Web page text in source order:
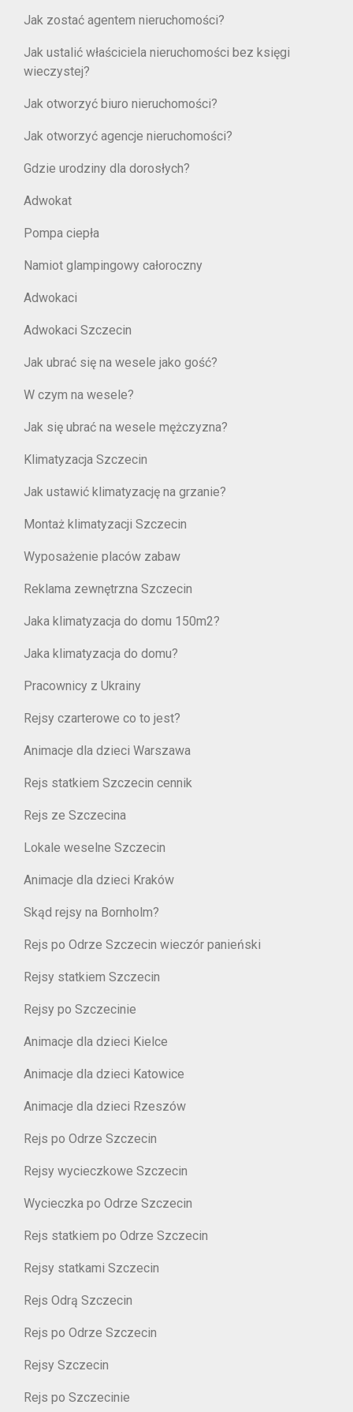
Jak zostać agentem nieruchomości?
Jak ustalić właściciela nieruchomości bez księgi
wieczystej?
Jak otworzyć biuro nieruchomości?
Jak otworzyć agencje nieruchomości?
Gdzie urodziny dla dorosłych?
Adwokat
Pompa ciepła
Namiot glampingowy całoroczny
Adwokaci
Adwokaci Szczecin
Jak ubrać się na wesele jako gość?
W czym na wesele?
Jak się ubrać na wesele mężczyzna?
Klimatyzacja Szczecin
Jak ustawić klimatyzację na grzanie?
Montaż klimatyzacji Szczecin
Wyposażenie placów zabaw
Reklama zewnętrzna Szczecin
Jaka klimatyzacja do domu 150m2?
Jaka klimatyzacja do domu?
Pracownicy z Ukrainy
Rejsy czarterowe co to jest?
Animacje dla dzieci Warszawa
Rejs statkiem Szczecin cennik
Rejs ze Szczecina
Lokale weselne Szczecin
Animacje dla dzieci Kraków
Skąd rejsy na Bornholm?
Rejs po Odrze Szczecin wieczór panieński
Rejsy statkiem Szczecin
Rejsy po Szczecinie
Animacje dla dzieci Kielce
Animacje dla dzieci Katowice
Animacje dla dzieci Rzeszów
Rejs po Odrze Szczecin
Rejsy wycieczkowe Szczecin
Wycieczka po Odrze Szczecin
Rejs statkiem po Odrze Szczecin
Rejsy statkami Szczecin
Rejs Odrą Szczecin
Rejs po Odrze Szczecin
Rejsy Szczecin
Rejs po Szczecinie